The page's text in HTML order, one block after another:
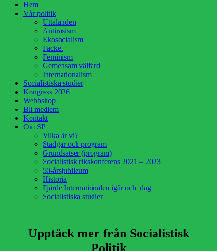
Hem
Vår politik
Uttalanden
Antirasism
Ekosocialism
Facket
Feminism
Gemensam välfärd
Internationalism
Socialistiska studier
Kongress 2026
Webbshop
Bli medlem
Kontakt
Om SP
Vilka är vi?
Stadgar och program
Grundsatser (program)
Socialistisk rikskonferens 2021 – 2023
50-årsjubileum
Historia
Fjärde Internationalen igår och idag
Socialistiska studier
Upptäck mer från Socialistisk
Politik